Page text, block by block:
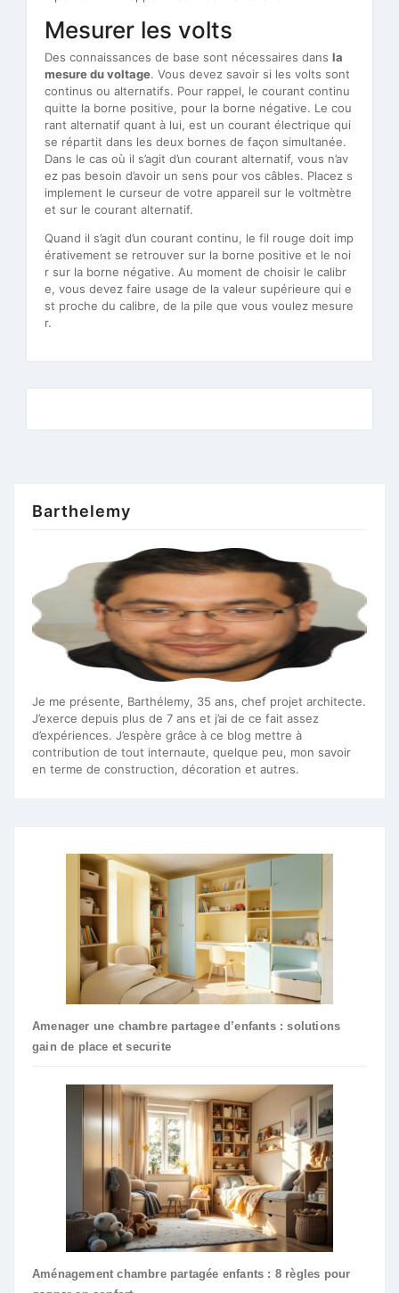
Mesurer les volts
Des connaissances de base sont nécessaires dans la
mesure du voltage. Vous devez savoir si les volts sont
continus ou alternatifs. Pour rappel, le courant continu
quitte la borne positive, pour la borne négative. Le cou
rant alternatif quant à lui, est un courant électrique qui
se répartit dans les deux bornes de façon simultanée.
Dans le cas où il s’agit d’un courant alternatif, vous n’av
ez pas besoin d’avoir un sens pour vos câbles. Placez s
implement le curseur de votre appareil sur le voltmètre
et sur le courant alternatif.
Quand il s’agit d’un courant continu, le fil rouge doit imp
érativement se retrouver sur la borne positive et le noi
r sur la borne négative. Au moment de choisir le calibr
e, vous devez faire usage de la valeur supérieure qui e
st proche du calibre, de la pile que vous voulez mesure
r.
Barthelemy
Je me présente, Barthélemy, 35 ans, chef projet architecte.
J’exerce depuis plus de 7 ans et j’ai de ce fait assez
d’expériences. J’espère grâce à ce blog mettre à
contribution de tout internaute, quelque peu, mon savoir
en terme de construction, décoration et autres.
Amenager une chambre partagee d’enfants : solutions
gain de place et securite
Aménagement chambre partagée enfants : 8 règles pour